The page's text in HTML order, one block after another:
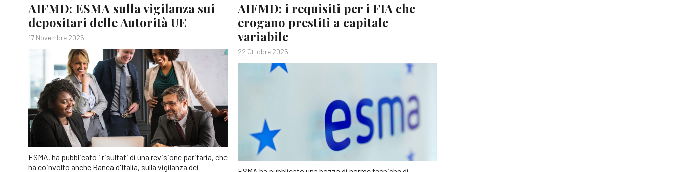
AIFMD: ESMA sulla vigilanza sui
depositari delle Autorità UE
17 Novembre 2025
ESMA, ha pubblicato i risultati di una revisione paritaria, che
ha coinvolto anche Banca d'Italia, sulla vigilanza dei
AIFMD: i requisiti per i FIA che
erogano prestiti a capitale
variabile
22 Ottobre 2025